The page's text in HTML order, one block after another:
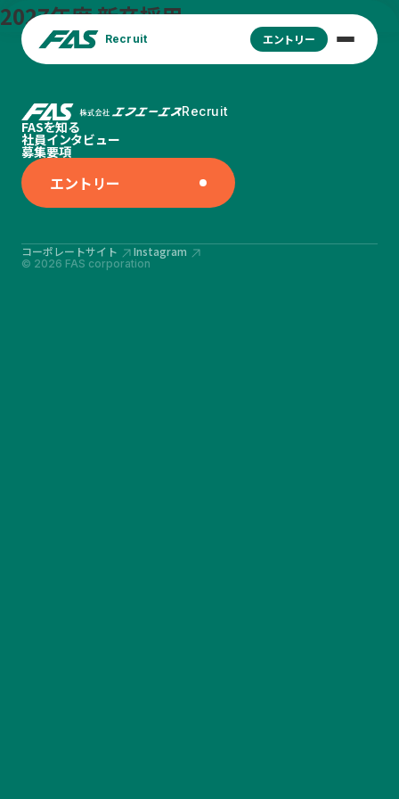
Recruit エントリー
2027年度 新卒採用
Recruit
FASを知る
社員インタビュー
募集要項
エントリー
© 2026 FAS corporation
コーポレートサイト Instagram